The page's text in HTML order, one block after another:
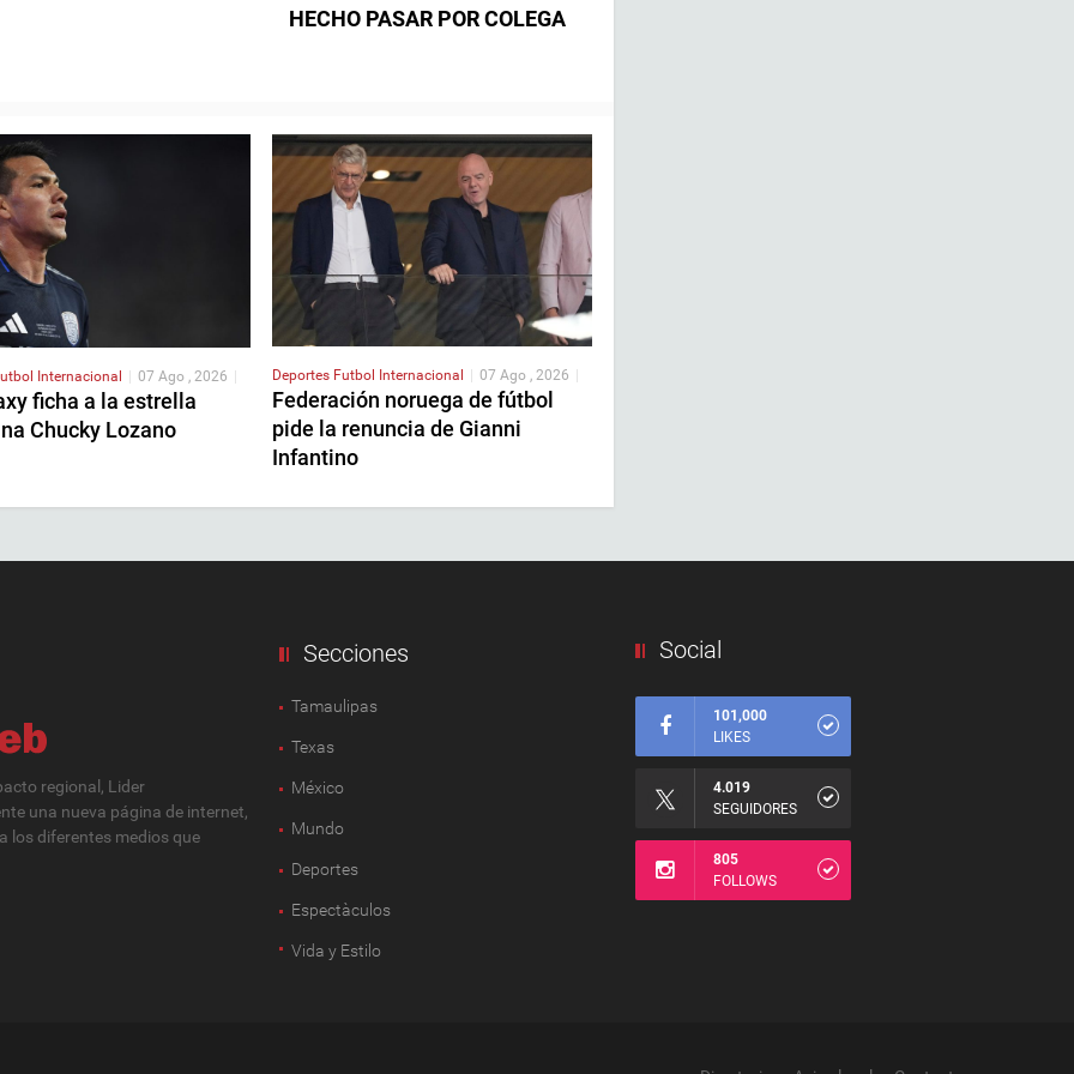
HECHO PASAR POR COLEGA
Internacional | 07 Ago , 2026 |
ficha a la estrella
Chucky Lozano
Deportes Futbol Internacional 07 Ago , 2026
Federación noruega de fútbol
pide la renuncia de Gianni
Infantino
regional, Lider
una nueva página de internet,
los diferentes medios que
Secciones
Tamaulipas
Texas
México
Mundo
Deportes
Espectàculos
Vida y Estilo
Social
101,000
LIKES
4.019
SEGUIDORES
805
FOLLOWS